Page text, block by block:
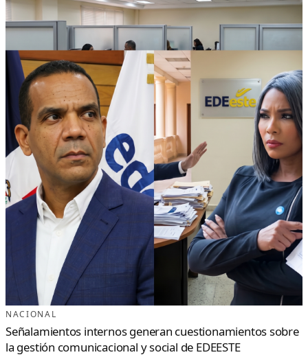
NACIONAL
Señalamientos internos generan cuestionamientos sobre
la gestión comunicacional y social de EDEESTE